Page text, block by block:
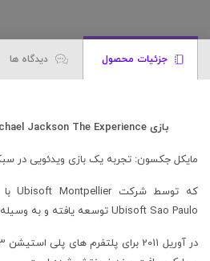
جزئیات محصول دیدگاه ها
بازی Michael Jackson The Experience مخصوص XBOX 360
مایکل جکسون: تجربه یک بازی ویدئویی در
Ubisoft Sao Paulo توسعه یافته و به وسیله Ubisoft،